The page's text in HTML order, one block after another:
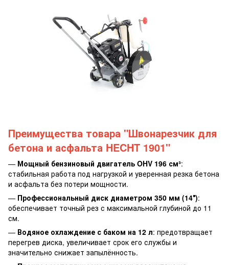
Преимущества товара "Швонарезчик для
бетона и асфальта HECHT 1901"
— Мощный бензиновый двигатель OHV 196 см³:
стабильная работа под нагрузкой и уверенная резка бетона
и асфальта без потери мощности.
— Профессиональный диск диаметром 350 мм (14″):
обеспечивает точный рез с максимальной глубиной до 11
см.
— Водяное охлаждение с баком на 12 л: предотвращает
перегрев диска, увеличивает срок его службы и
значительно снижает запылённость.